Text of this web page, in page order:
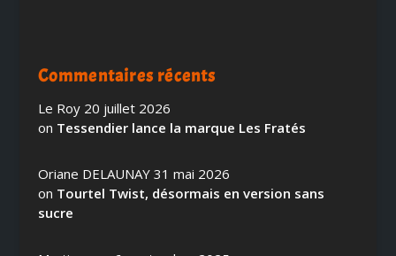
Commentaires récents
Le Roy 20 juillet 2026
on Tessendier lance la marque Les Fratés
Oriane DELAUNAY 31 mai 2026
on Tourtel Twist, désormais en version sans
sucre